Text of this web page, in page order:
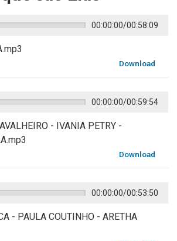
00:00:00/00:58:09
Download
00:00:00/00:59:54
- IVANIA PETRY -
Download
00:00:00/00:53:50
- PAULA COUTINHO - ARETHA